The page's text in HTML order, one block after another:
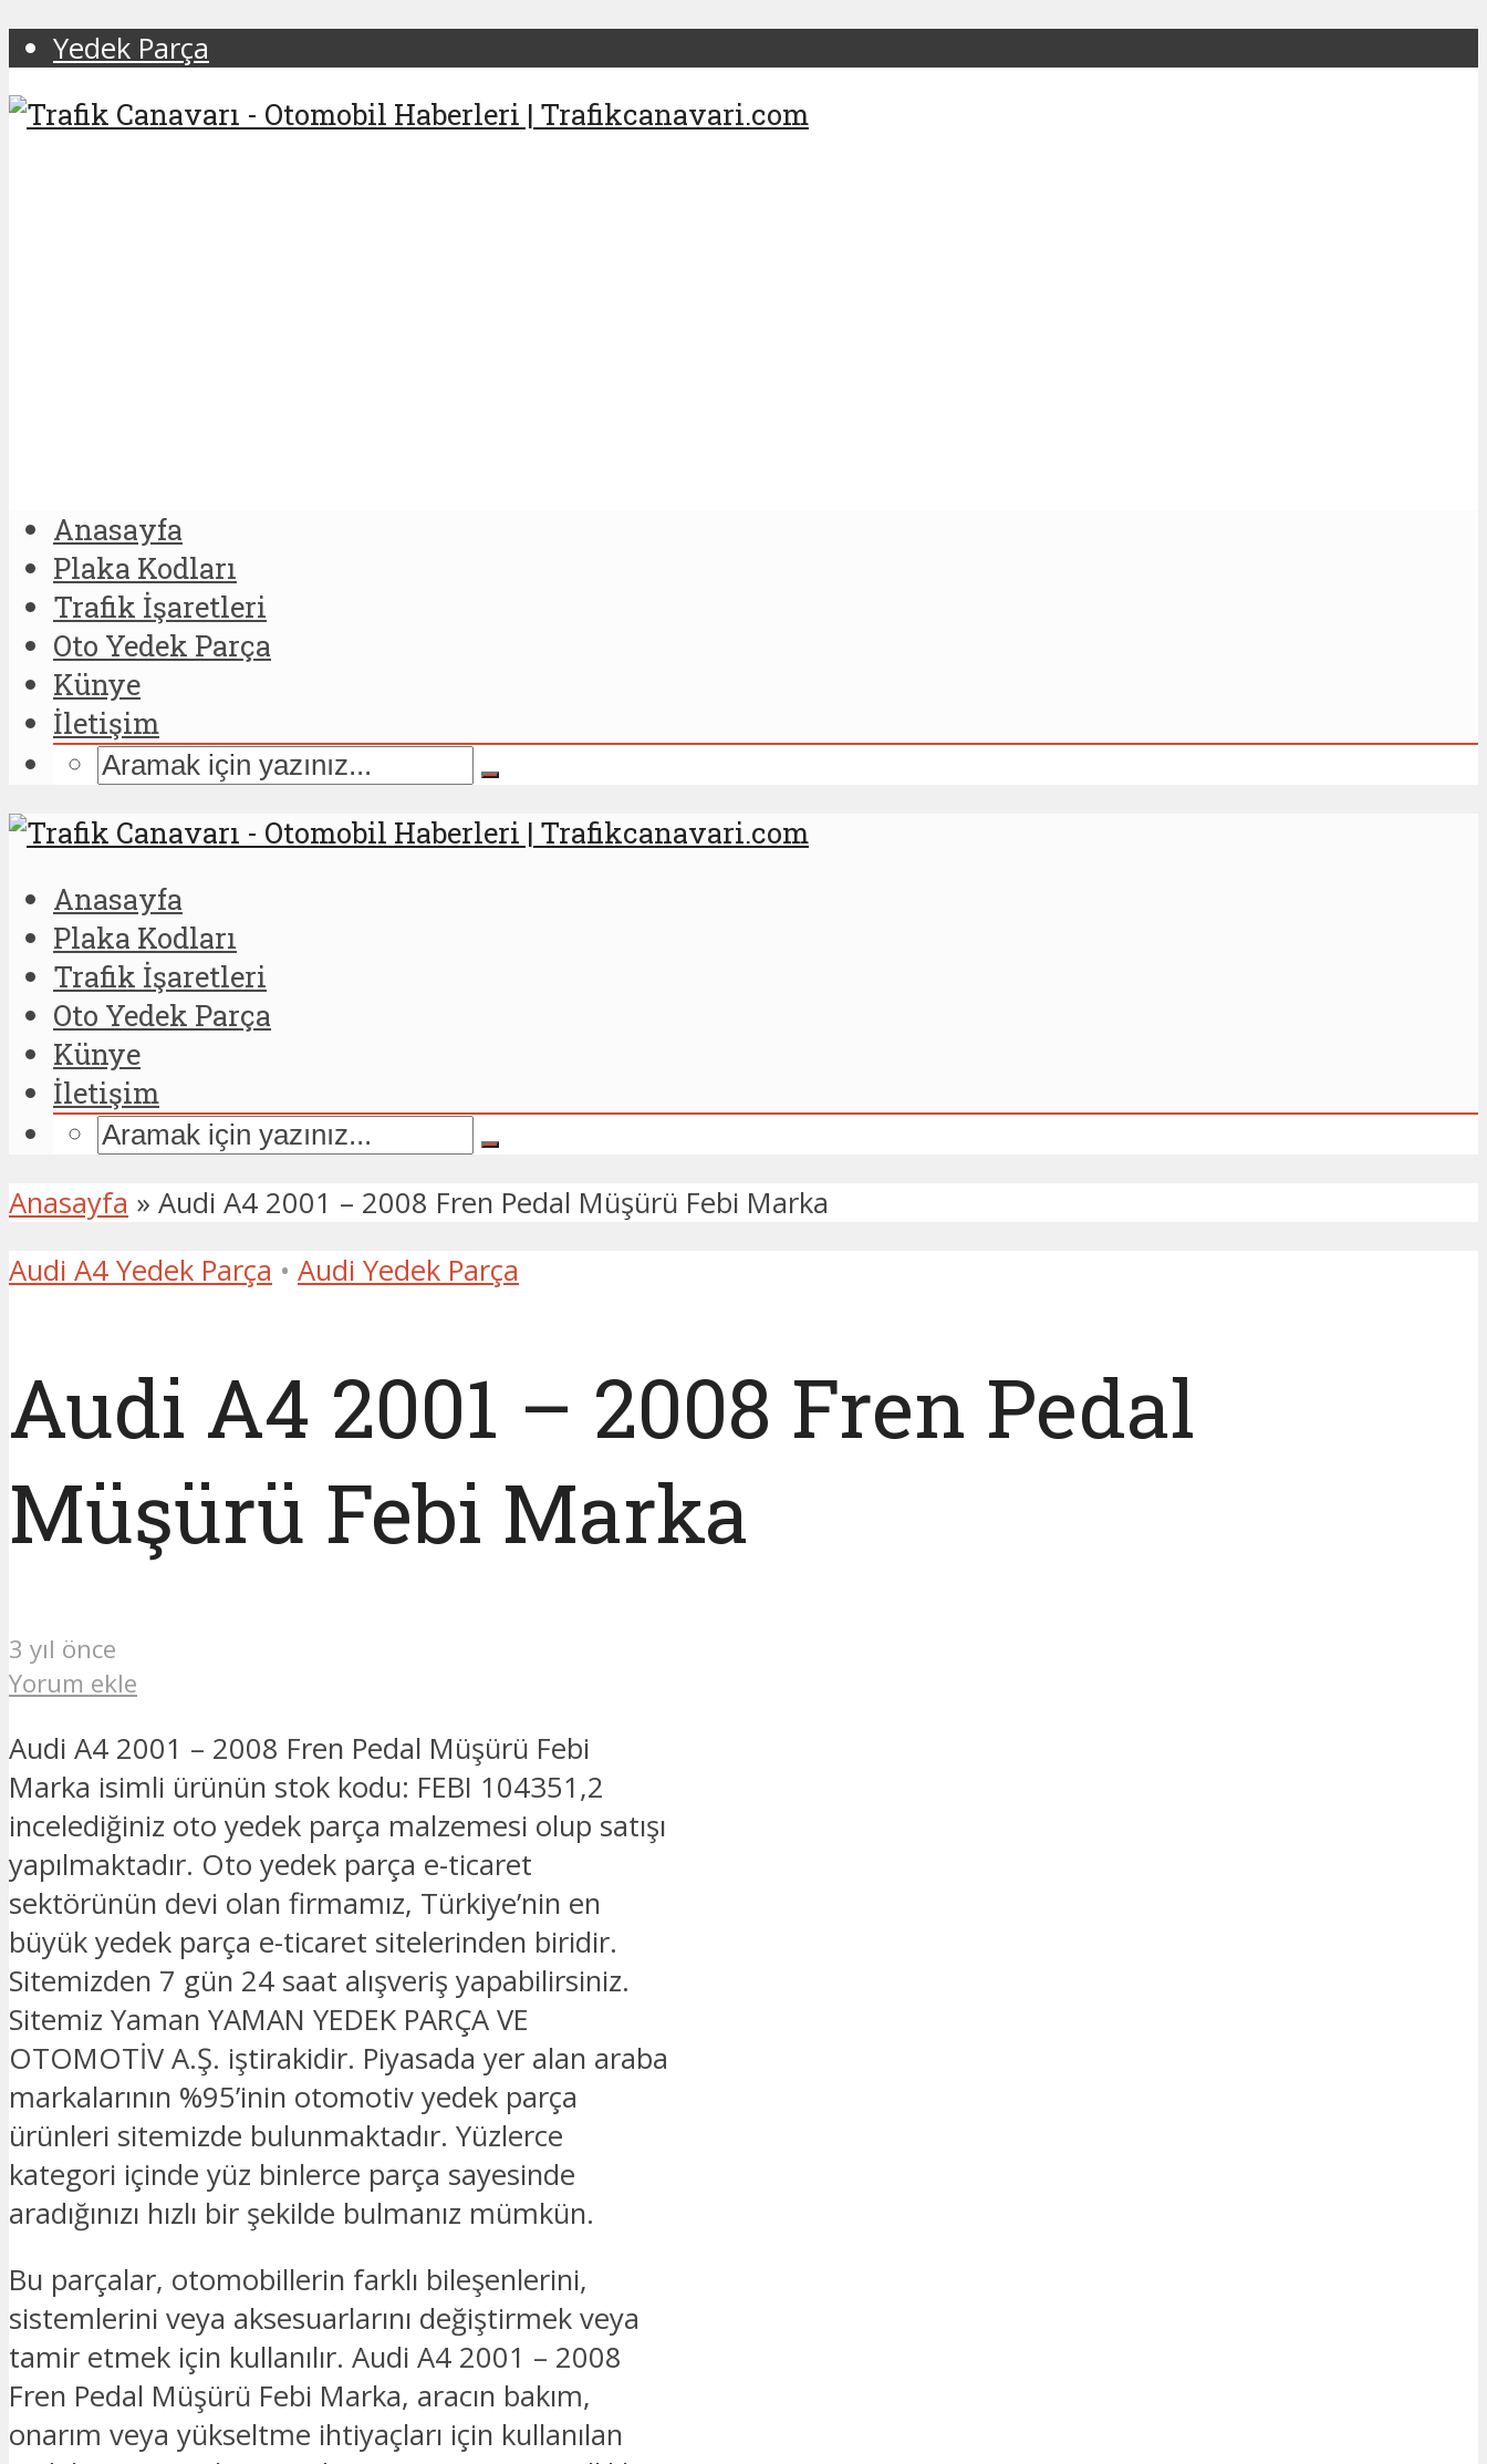
Yedek Parça
Anasayfa
Plaka Kodları
Trafik İşaretleri
Oto Yedek Parça
Künye
İletişim
Anasayfa
Plaka Kodları
Trafik İşaretleri
Oto Yedek Parça
Künye
İletişim
Anasayfa » Audi A4 2001 – 2008 Fren Pedal Müşürü Febi Marka
Audi A4 Yedek Parça • Audi Yedek Parça
Audi A4 2001 – 2008 Fren Pedal
Müşürü Febi Marka
3 yıl önce
Yorum ekle
Audi A4 2001 – 2008 Fren Pedal Müşürü Febi
Marka isimli ürünün stok kodu: FEBI 104351,2
incelediğiniz oto yedek parça malzemesi olup satışı
yapılmaktadır. Oto yedek parça e-ticaret
sektörünün devi olan firmamız, Türkiye’nin en
büyük yedek parça e-ticaret sitelerinden biridir.
Sitemizden 7 gün 24 saat alışveriş yapabilirsiniz.
Sitemiz Yaman YAMAN YEDEK PARÇA VE
OTOMOTİV A.Ş. iştirakidir. Piyasada yer alan araba
markalarının %95’inin otomotiv yedek parça
ürünleri sitemizde bulunmaktadır. Yüzlerce
kategori içinde yüz binlerce parça sayesinde
aradığınızı hızlı bir şekilde bulmanız mümkün.
Bu parçalar, otomobillerin farklı bileşenlerini,
sistemlerini veya aksesuarlarını değiştirmek veya
tamir etmek için kullanılır. Audi A4 2001 – 2008
Fren Pedal Müşürü Febi Marka, aracın bakım,
onarım veya yükseltme ihtiyaçları için kullanılan